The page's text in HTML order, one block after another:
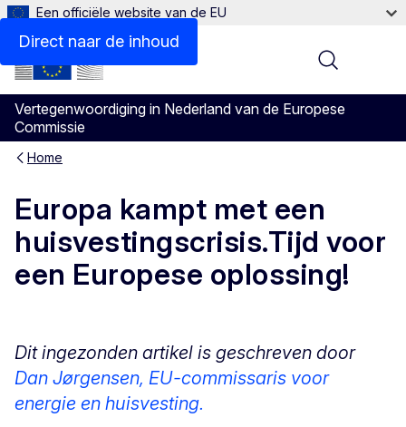
Direct naar de inhoud
Een officiële website van de EU
Vertegenwoordiging in Nederland van de Europese
Commissie
Menu
Home
Europa kampt met een
huisvestingscrisis.Tijd voor
een Europese oplossing!
Dit ingezonden artikel is geschreven door
Dan Jørgensen, EU-commissaris voor
energie en huisvesting.